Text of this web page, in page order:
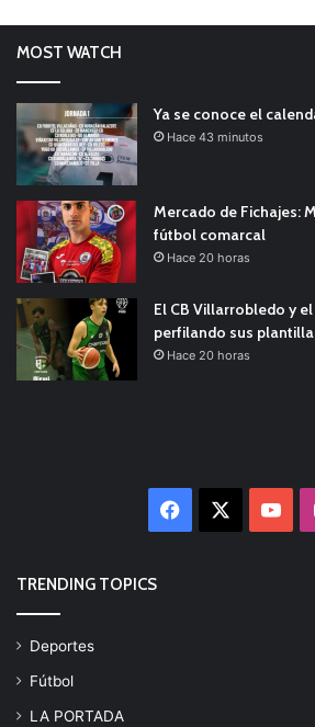
MOST WATCH
Ya se conoce el
Hace 43 minutos
Mercado de Fichajes:
fútbol comarcal
Hace 20 horas
El CB Villarrobledo y
perfilando sus
Hace 20 horas
Facebook
TRENDING TOPICS
Deportes
Fútbol
LA PORTADA